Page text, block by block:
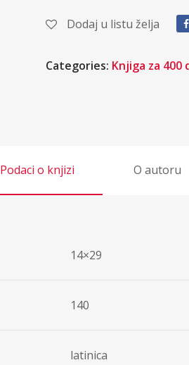
Dodaj u listu želja
Categories: Knjiga za 400
Podaci o knjizi O autoru
14×29
140
latinica